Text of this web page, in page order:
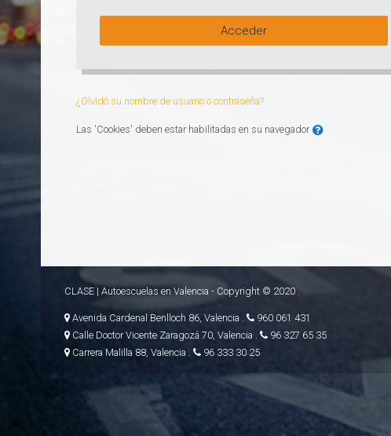
Acceder
¿Olvidó su nombre de usuario o contraseña?
Las 'Cookies' deben estar habilitadas en su navegador
CLASE | Autoescuelas en Valencia - Copyright © 2020 .
Avenida Cardenal Benlloch 86, Valencia .
960 061 431
Calle Doctor Vicente Zaragozá 70, Valencia .
96 327 65 35
Carrera Malilla 88, Valencia .
96 333 30 25